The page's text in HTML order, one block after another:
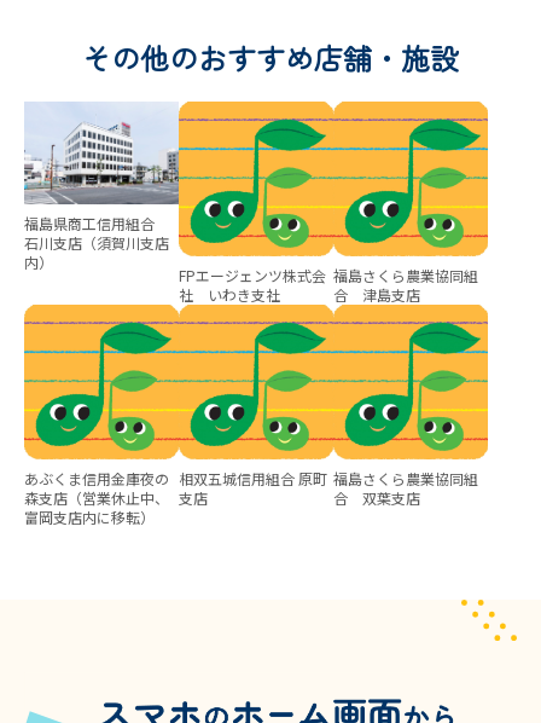
その他のおすすめ店舗・施設
福島県商工信用組合
石川支店（須賀川支店
内）
FPエージェンツ株式会
社 いわき支社
福島さくら農業協同組
合 津島支店
あぶくま信用金庫夜の
森支店（営業休止中、
富岡支店内に移転）
相双五城信用組合 原町
支店
福島さくら農業協同組
合 双葉支店